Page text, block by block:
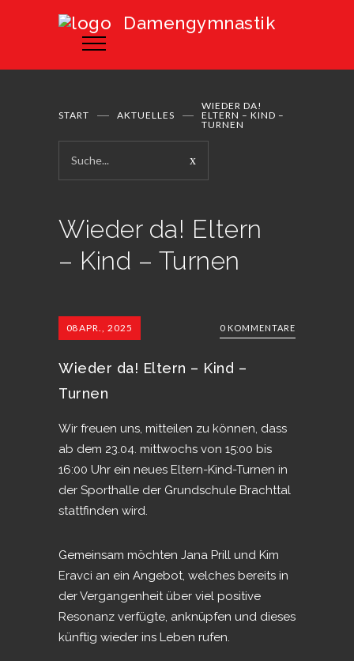
Damengymnastik
START AKTUELLES
WIEDER DA!
ELTERN – KIND –
TURNEN
Wieder da! Eltern
– Kind – Turnen
08APR., 2025 0 KOMMENTARE
Wieder da! Eltern – Kind –
Turnen
Wir freuen uns, mitteilen zu können, dass
ab dem 23.04. mittwochs von 15:00 bis
16:00 Uhr ein neues Eltern-Kind-Turnen in
der Sporthalle der Grundschule Brachttal
stattfinden wird.
Gemeinsam möchten Jana Prill und Kim
Eravci an ein Angebot, welches bereits in
der Vergangenheit über viel positive
Resonanz verfügte, anknüpfen und dieses
künftig wieder ins Leben rufen.